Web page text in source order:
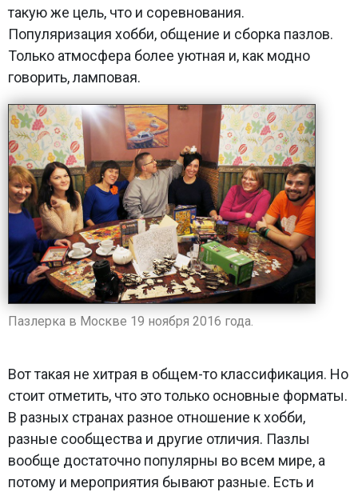
такую же цель, что и соревнования.
Популяризация хобби, общение и сборка пазлов.
Только атмосфера более уютная и, как модно
говорить, ламповая.
Пазлерка в Москве 19 ноября 2016 года.
Вот такая не хитрая в общем-то классификация. Но
стоит отметить, что это только основные форматы.
В разных странах разное отношение к хобби,
разные сообщества и другие отличия. Пазлы
вообще достаточно популярны во всем мире, а
потому и мероприятия бывают разные. Есть и